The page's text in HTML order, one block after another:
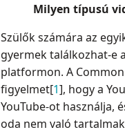
Milyen típusú
Szülők számára az
gyermek találkozhat-e
platformon. A
figyelmet[1], hogy a
YouTube-ot használja,
oda nem való